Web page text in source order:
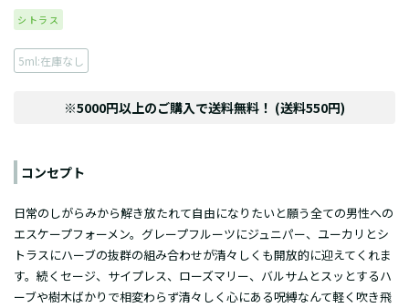
シトラス
5ml:在庫なし
※5000円以上のご購入で送料無料！ (送料550円)
コンセプト
日常のしがらみから解き放たれて自由になりたいと願う全ての男性への
エスケープフォーメン。グレープフルーツにジュニパー、ユーカリとシ
トラスにハーブの抜群の組み合わせが清々しくも開放的に迎えてくれま
す。続くセージ、サイプレス、ローズマリー、バルサムとスッとするハ
ーブや樹木ばかりで相変わらず清々しく心にある呪縛なんて軽く吹き飛